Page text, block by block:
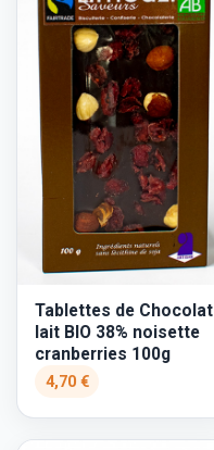
Tablettes de Chocolat
lait BIO 38% noisette
cranberries 100g
4,70 €